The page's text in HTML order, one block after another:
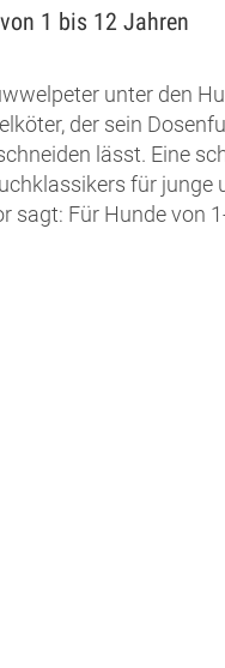
1 bis 12 Jahren
unter den
der sein
lässt. Eine
für junge
sagt: Für Hunde von